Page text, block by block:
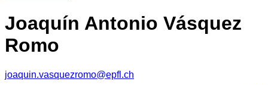
Joaquín Antonio Vásquez
Romo
joaquin.vasquezromo@epfl.ch